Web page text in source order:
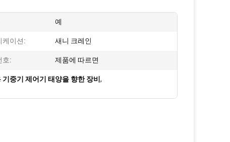
예
케이션: 새니 크레인
호: 제품에 따르면
기중기 제어기 태양을 향한 장비 ,